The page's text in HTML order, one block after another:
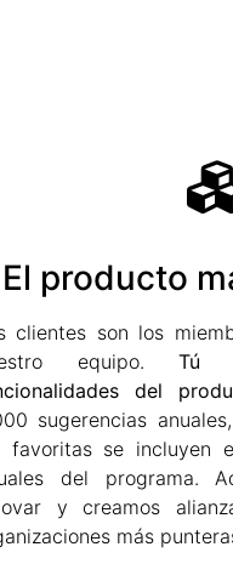
El producto
clientes son los
equipo.Tú
del
sugerencias
favoritas se incluyen
del programa.
y creamos
más